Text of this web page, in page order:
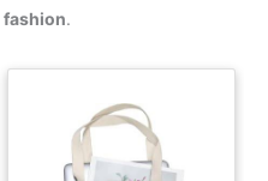
fashion.